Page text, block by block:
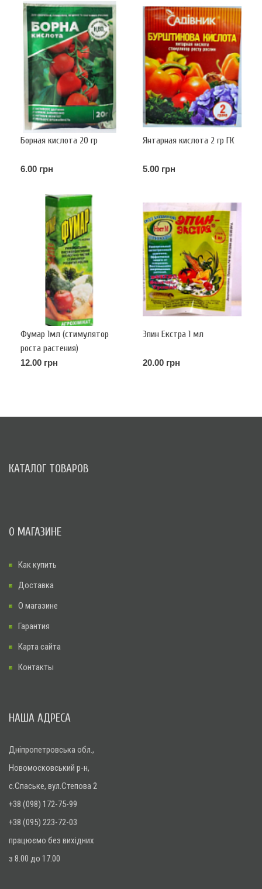
Борная кислота 20 гр
6.00 грн
Янтарная кислота 2 гр ГК
5.00 грн
Фумар 1мл (стимулятор
роста растения)
12.00 грн
Эпин Екстра 1 мл
20.00 грн
КАТАЛОГ ТОВАРОВ
О МАГАЗИНЕ
Как купить
Доставка
О магазине
Гарантия
Карта сайта
Контакты
НАША АДРЕСА
Дніпропетровська обл.,
Новомосковський р-н,
с.Спаське, вул.Степова 2
+38 (098) 172-75-99
+38 (095) 223-72-03
працюємо без вихідних
з 8.00 до 17.00